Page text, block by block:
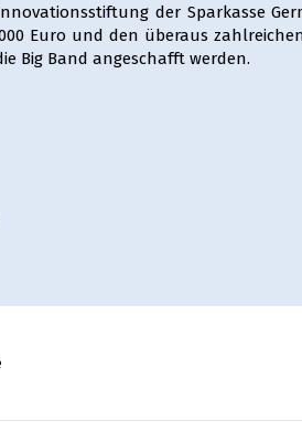
der Sparkasse
Euro und den überaus
Big Band angeschafft werden.